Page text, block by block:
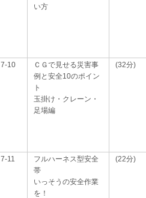
い方
7-10
ＣＧで見せる災害事
例と安全10のポイン
ト
玉掛け・クレーン・
足場編
(32分)
7-11
フルハーネス型安全
帯
いっそうの安全作業
を！
(22分)